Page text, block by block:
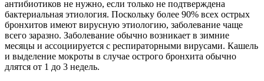
антибиотиков не нужно, если только не подтверждена
бактериальная этиология. Поскольку более 90% всех острых
бронхитов имеют вирусную этиологию, заболевание чаще
всего заразно. Заболевание обычно возникает в зимние
месяцы и ассоциируется с респираторными вирусами. Кашель
и выделение мокроты в случае острого бронхита обычно
длятся от 1 до 3 недель.